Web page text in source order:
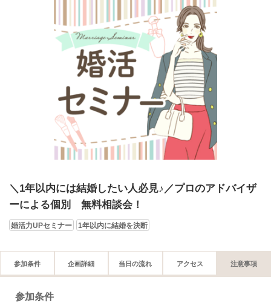
＼1年以内には結婚したい人必見♪／プロのアドバイザ
ーによる個別 無料相談会！
婚活力UPセミナー 1年以内に結婚を決断
参加条件 企画詳細 当日の流れ アクセス 注意事項
参加条件